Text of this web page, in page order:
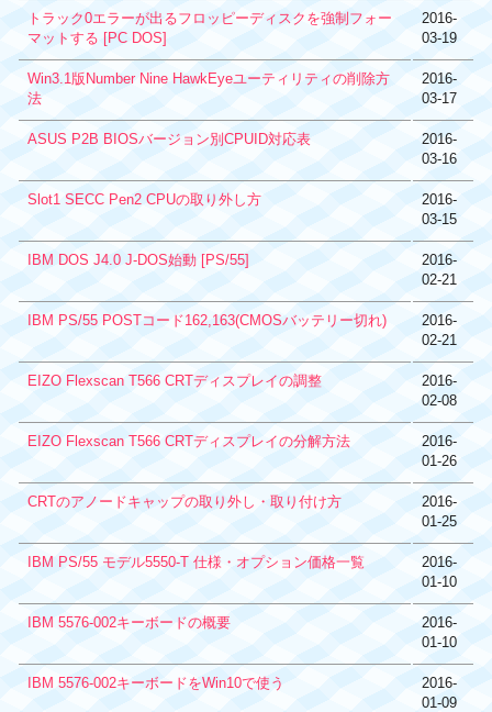
トラック0エラーが出るフロッピーディスクを強制フォー
マットする [PC DOS]
2016-
03-19
Win3.1版Number Nine HawkEyeユーティリティの削除方
法
2016-
03-17
ASUS P2B BIOSバージョン別CPUID対応表
2016-
03-16
Slot1 SECC Pen2 CPUの取り外し方
2016-
03-15
IBM DOS J4.0 J-DOS始動 [PS/55]
2016-
02-21
IBM PS/55 POSTコード162,163(CMOSバッテリー切れ)
2016-
02-21
EIZO Flexscan T566 CRTディスプレイの調整
2016-
02-08
EIZO Flexscan T566 CRTディスプレイの分解方法
2016-
01-26
CRTのアノードキャップの取り外し・取り付け方
2016-
01-25
IBM PS/55 モデル5550-T 仕様・オプション価格一覧
2016-
01-10
IBM 5576-002キーボードの概要
2016-
01-10
IBM 5576-002キーボードをWin10で使う
2016-
01-09